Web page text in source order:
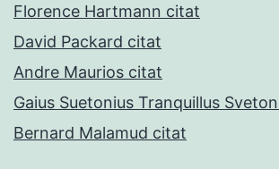
Florence Hartmann citat
David Packard citat
Andre Maurios citat
Gaius Suetonius Tranquillus
Bernard Malamud citat